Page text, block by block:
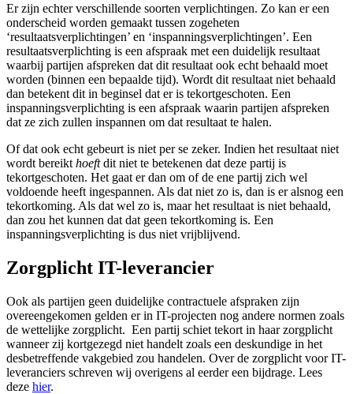
Er zijn echter verschillende soorten verplichtingen. Zo kan er een
onderscheid worden gemaakt tussen zogeheten
‘resultaatsverplichtingen’ en ‘inspanningsverplichtingen’. Een
resultaatsverplichting is een afspraak met een duidelijk resultaat
waarbij partijen afspreken dat dit resultaat ook echt behaald moet
worden (binnen een bepaalde tijd). Wordt dit resultaat niet behaald
dan betekent dit in beginsel dat er is tekortgeschoten. Een
inspanningsverplichting is een afspraak waarin partijen afspreken
dat ze zich zullen inspannen om dat resultaat te halen.
Of dat ook echt gebeurt is niet per se zeker. Indien het resultaat niet
wordt bereikt hoeftdit niet te betekenen dat deze partij is
tekortgeschoten. Het gaat er dan om of de ene partij zich wel
voldoende heeft ingespannen. Als dat niet zo is, dan is er alsnog een
tekortkoming. Als dat wel zo is, maar het resultaat is niet behaald,
dan zou het kunnen dat dat geen tekortkoming is. Een
inspanningsverplichting is dus niet vrijblijvend.
Zorgplicht IT-leverancier
Ook als partijen geen duidelijke contractuele afspraken zijn
overeengekomen gelden er in IT-projecten nog andere normen zoals
de wettelijke zorgplicht. Een partij schiet tekort in haar zorgplicht
wanneer zij kortgezegd niet handelt zoals een deskundige in het
desbetreffende vakgebied zou handelen. Over de zorgplicht voor IT-
leveranciers schreven wij overigens al eerder een bijdrage. Lees
deze hier.